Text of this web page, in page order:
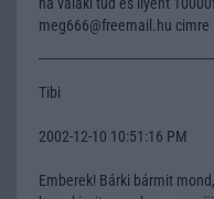
meg666@freemail.hu cimre
Tibi
2002-12-10 10:51:16 PM
Emberek! Bárki bármit